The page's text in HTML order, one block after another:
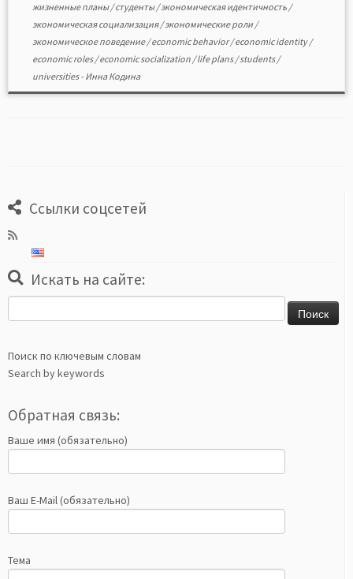
жизненные планы/студенты/экономическая идентичность /
экономическая социализация/экономические роли /
экономическое поведение/economic behavior/economic identity/
economic roles/economic socialization /life plans/students/
universities- Инна Кодина
Ссылки соцсетей
Искать на сайте:
Поиск по ключевым словам
Search by keywords
Обратная связь:
Ваше имя (обязательно)
Ваш E-Mail (обязательно)
Тема